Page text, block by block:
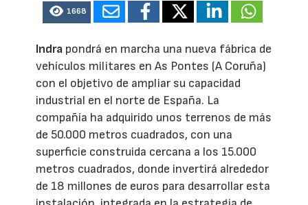
1668
Indra pondrá en marcha una nueva fábrica de
vehículos militares en As Pontes (A Coruña)
con el objetivo de ampliar su capacidad
industrial en el norte de España. La
compañía ha adquirido unos terrenos de más
de 50.000 metros cuadrados, con una
superficie construida cercana a los 15.000
metros cuadrados, donde invertirá alrededor
de 18 millones de euros para desarrollar esta